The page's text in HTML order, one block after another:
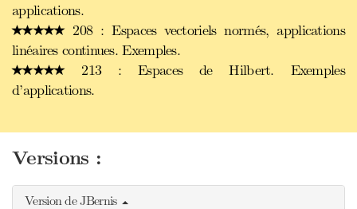
applications.
208 : Espaces vectoriels normés, applications
linéaires continues. Exemples.
213 : Espaces de Hilbert. Exemples
d’applications.
Versions :
Version de JBernis